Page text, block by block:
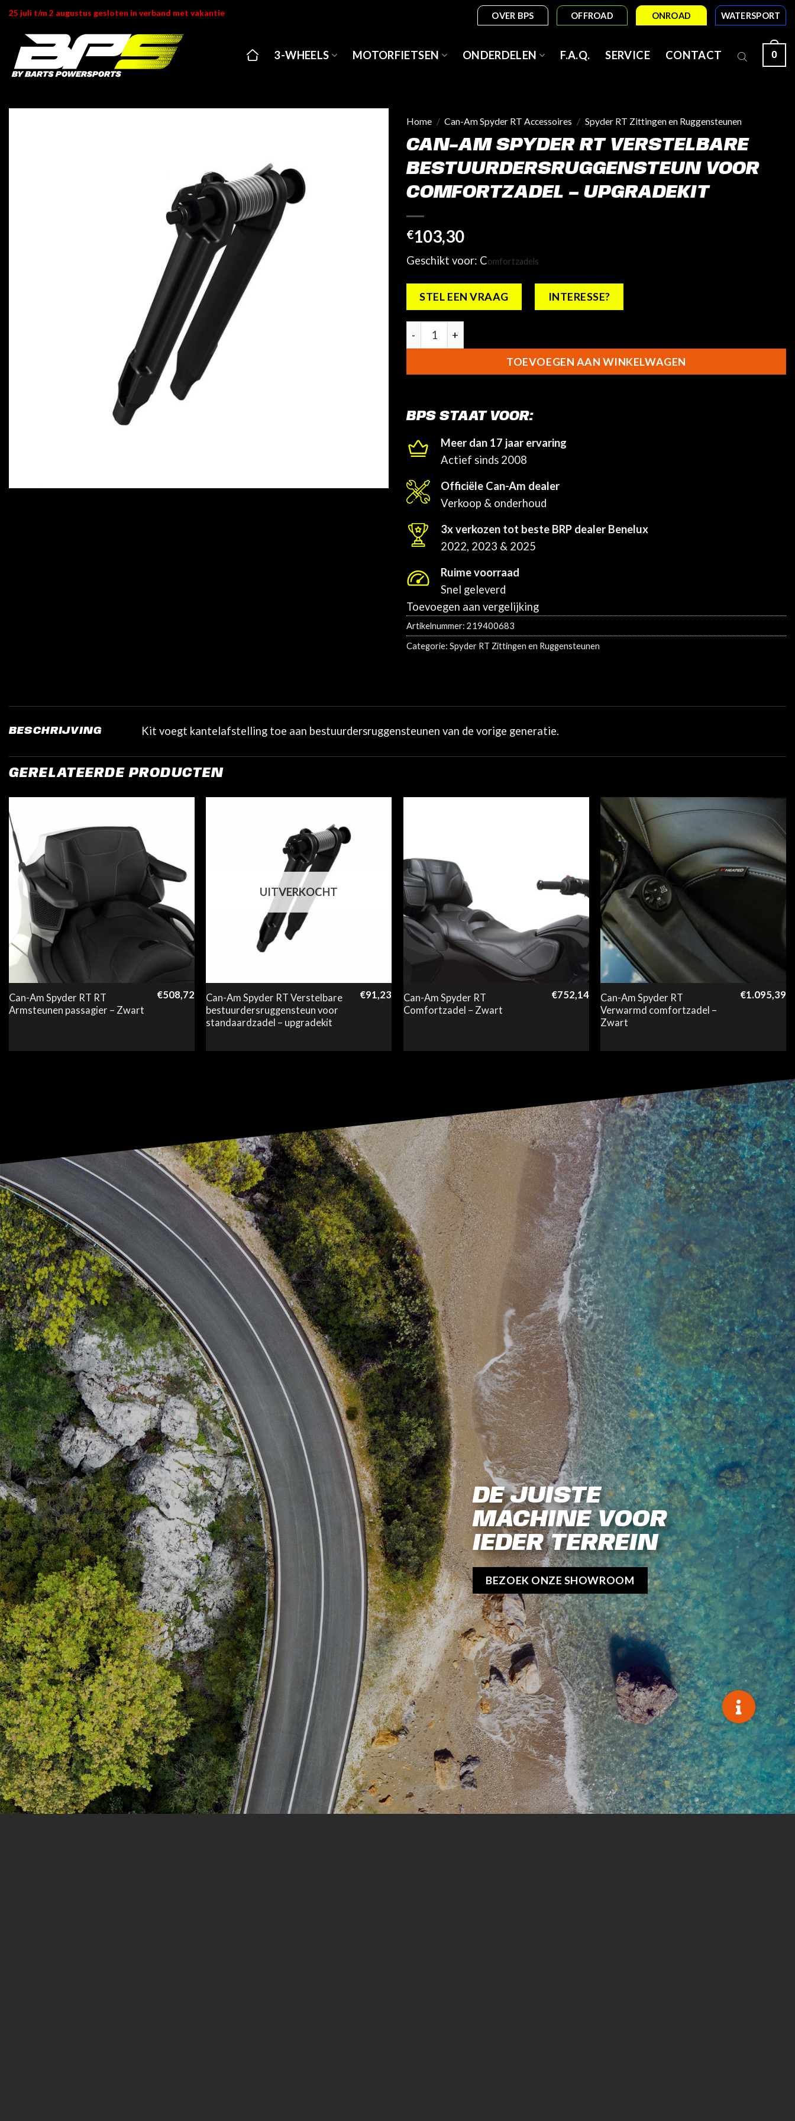
Ga
inhoud
25 juli t/m 2 augustus gesloten in verband met vakantie OVER BPS OFFROAD ONROAD WATERSPORT
3-WHEELS MOTORFIETSEN ONDERDELEN F.A.Q. SERVICE CONTACT 0
Home / Can-Am Spyder RT Accessoires / Spyder RT Zittingen en Ruggensteunen
CAN-AM SPYDER RT VERSTELBARE
BESTUURDERSRUGGENSTEUN VOOR
COMFORTZADEL – UPGRADEKIT
€103,30
Geschikt voor: Comfortzadels
STEL EEN VRAAG INTERESSE?
Can-Am Spyder RT Verstelbare bestuurdersruggensteun voor comfortzadel -
TOEVOEGEN AAN WINKELWAGEN
BPS STAAT VOOR:
Meer dan 17 jaar ervaring
Actief sinds 2008
Officiële Can-Am dealer
Verkoop & onderhoud
3x verkozen tot beste BRP dealer Benelux
2022, 2023 & 2025
Ruime voorraad
Snel geleverd
Toevoegen aan vergelijking
Artikelnummer: 219400683
Categorie: Spyder RT Zittingen en Ruggensteunen
BESCHRIJVING Kit voegt kantelafstelling toe aan bestuurdersruggensteunen van de vorige generatie.
GERELATEERDE PRODUCTEN
Can-Am Spyder RT RT
Armsteunen passagier – Zwart
€508,72
UITVERKOCHT
Can-Am Spyder RT Verstelbare
bestuurdersruggensteun voor
standaardzadel – upgradekit
€91,23
Can-Am Spyder RT
Comfortzadel – Zwart
€752,14
Can-Am Spyder RT
Verwarmd comfortzadel –
Zwart
€1.095,39
DE JUISTE
MACHINE VOOR
IEDER TERREIN
BEZOEK ONZE SHOWROOM